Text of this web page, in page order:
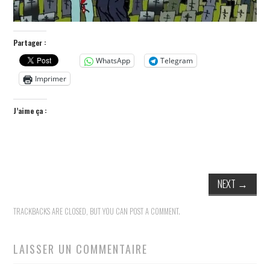
Partager :
WhatsApp
Telegram
Imprimer
J’aime ça :
NEXT →
TRACKBACKS ARE CLOSED, BUT YOU CAN POST A COMMENT.
LAISSER UN COMMENTAIRE